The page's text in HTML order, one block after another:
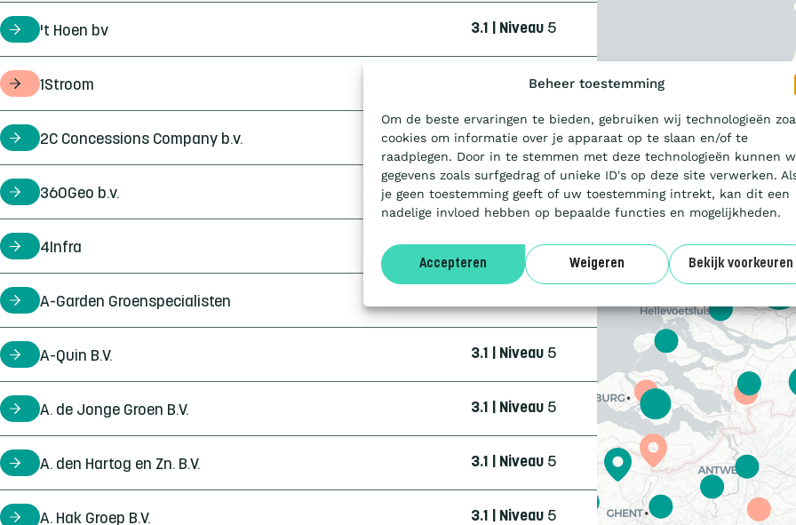
Beheer toestemming
Om de beste ervaringen te bieden, gebruiken wij technologieën
cookies om informatie over je apparaat op te slaan en/of te
raadplegen. Door in te stemmen met deze technologieën kunnen
gegevens zoals surfgedrag of unieke ID's op deze site verwerken.
je geen toestemming geeft of uw toestemming intrekt, kan dit een
nadelige invloed hebben op bepaalde functies en mogelijkheden.
Accepteren Weigeren Bekijk voorkeuren
certificaathouder
't Hoen bv 3.1 | Niveau 5
opdrachtgever
1Stroom
certificaathouder
2C Concessions Company b.v. 3.1 | Niveau5
certificaathouder
360Geo b.v. 3.1 | Niveau3
certificaathouder
4Infra 4.0 | Trede3
certificaathouder
A-Garden Groenspecialisten
certificaathouder
A-Quin B.V. 3.1 | Niveau 5
certificaathouder
A. de Jonge Groen B.V. 3.1 | Niveau 5
certificaathouder
A. den Hartog en Zn. B.V. 3.1 | Niveau 5
certificaathouder
A. Hak Groep B.V. 3.1 | Niveau 5